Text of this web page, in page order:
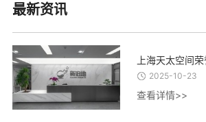
最新资讯
2025-10-23
查看详情>>